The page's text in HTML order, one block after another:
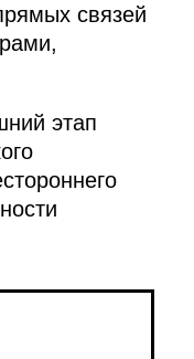
связей
этап